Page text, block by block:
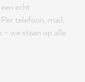
echt
telefoon, mail,
- we staan op alle